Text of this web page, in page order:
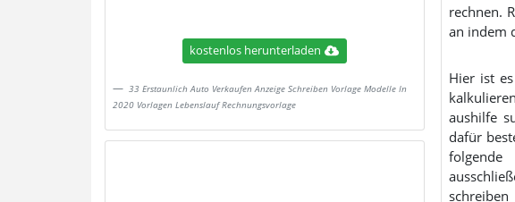
kostenlos herunterladen
33 Erstaunlich Auto Verkaufen Anzeige Schreiben Vorlage Modelle In
2020 Vorlagen Lebenslauf Rechnungsvorlage
rechnen. Rege durch deinen text zum antworten
an indem
Hier ist
aushilfe suchen. Wenn keine
dafür
folgende
ausschließen. Die perfekte